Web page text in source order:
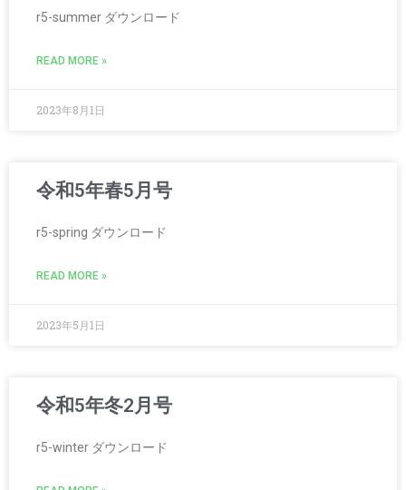
r5-summer ダウンロード
READ MORE »
2023年8月1日
令和5年春5月号
r5-spring ダウンロード
READ MORE »
2023年5月1日
令和5年冬2月号
r5-winter ダウンロード